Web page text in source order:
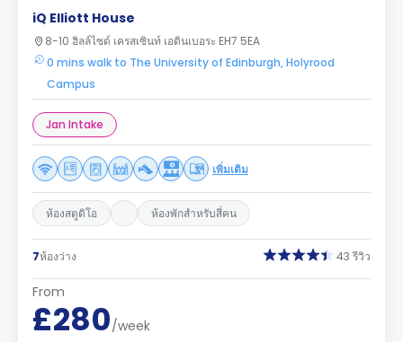
iQ Elliott House
8-10 ฮิลล์ไซด์ เครสเซินท์ เอดินเบอระ EH7 5EA
0 mins walk to The University of Edinburgh, Holyrood
Campus
Jan Intake
เพิ่มเติม
ห้องสตูดิโอ ห้องพักสำหรับสี่คน
7ห้องว่าง 43 รีวิว
From
£280/week